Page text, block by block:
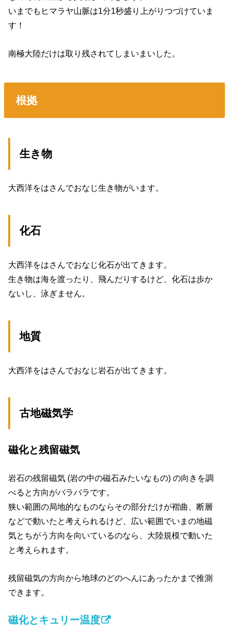
いまでもヒマラヤ山脈は1分1秒盛り上がりつづけていま
す！
南極大陸だけは取り残されてしまいまいした。
根拠
生き物
大西洋をはさんでおなじ生き物がいます。
化石
大西洋をはさんでおなじ化石が出てきます。
生き物は海を渡ったり、飛んだりするけど、化石は歩か
ないし、泳ぎません。
地質
大西洋をはさんでおなじ岩石が出てきます。
古地磁気学
磁化と残留磁気
岩石の残留磁気 (岩の中の磁石みたいなもの) の向きを調
べると方向がバラバラです。
狭い範囲の局地的なものならその部分だけが褶曲、断層
などで動いたと考えられるけど、広い範囲でいまの地磁
気とちがう方向を向いているのなら、大陸規模で動いた
と考えられます。
残留磁気の方向から地球のどのへんにあったかまで推測
できます。
磁化とキュリー温度